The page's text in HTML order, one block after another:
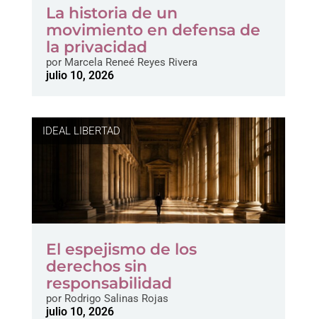
La historia de un
movimiento en defensa de
la privacidad
porMarcela Reneé Reyes Rivera
julio 10, 2026
IDEAL LIBERTAD
El espejismo de los
derechos sin
responsabilidad
porRodrigo Salinas Rojas
julio 10, 2026